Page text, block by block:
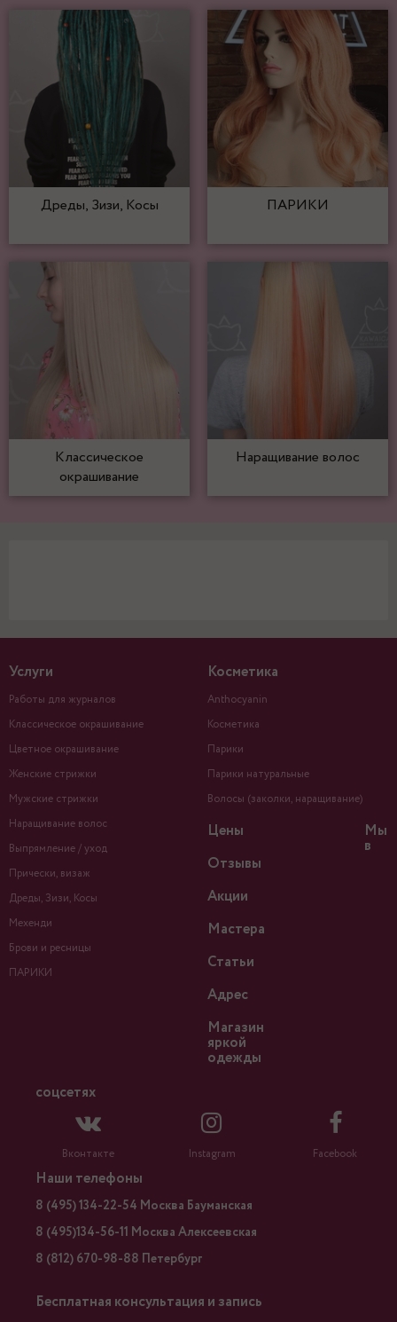
Дреды, Зизи, Косы ПАРИКИ
Классическое
окрашивание
Наращивание волос
Услуги
Работы для журналов
Классическое окрашивание
Цветное окрашивание
Женские стрижки
Мужские стрижки
Наращивание волос
Выпрямление / уход
Прически, визаж
Дреды, Зизи, Косы
Мехенди
Брови и ресницы
ПАРИКИ
Косметика
Anthocyanin
Косметика
Парики
Парики натуральные
Волосы (заколки, наращивание)
Цены
Отзывы
Акции
Мастера
Статьи
Адрес
Магазин
яркой
одежды
Мы
в
соцсетях
Вконтакте Instagram Facebook
Наши телефоны
8 (495) 134-22-54 Москва Бауманская
8 (495)134-56-11 Москва Алексеевская
8 (812) 670-98-88 Петербург
Бесплатная консультация и запись